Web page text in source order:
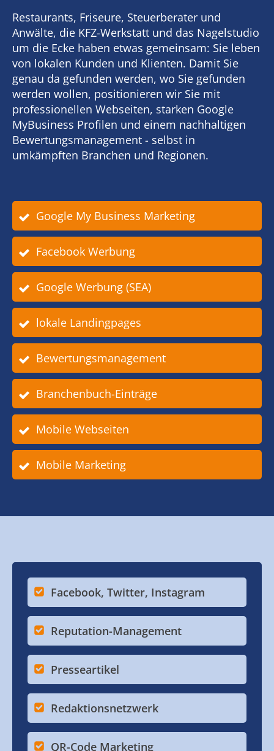
Restaurants, Friseure, Steuerberater und
Anwälte, die KFZ-Werkstatt und das Nagelstudio
um die Ecke haben etwas gemeinsam: Sie leben
von lokalen Kunden und Klienten. Damit Sie
genau da gefunden werden, wo Sie gefunden
werden wollen, positionieren wir Sie mit
professionellen Webseiten, starken Google
MyBusiness Profilen und einem nachhaltigen
Bewertungsmanagement - selbst in
umkämpften Branchen und Regionen.
Google My Business Marketing
Facebook Werbung
Google Werbung (SEA)
lokale Landingpages
Bewertungsmanagement
Branchenbuch-Einträge
Mobile Webseiten
Mobile Marketing
Facebook, Twitter, Instagram
Reputation-Management
Presseartikel
Redaktionsnetzwerk
QR-Code Marketing